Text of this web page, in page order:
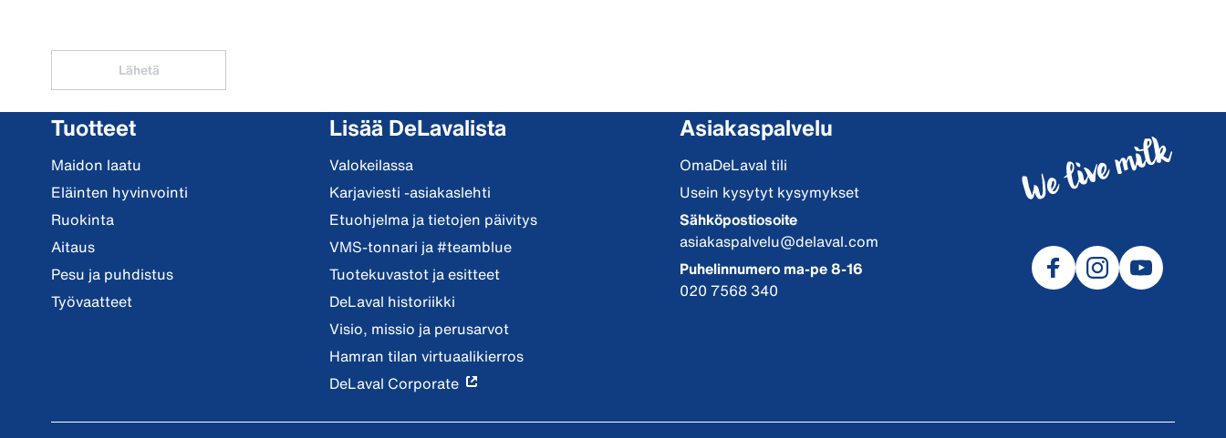
Lähetä
Tuotteet
Maidon laatu
Eläinten hyvinvointi
Ruokinta
Aitaus
Pesu ja puhdistus
Työvaatteet
Lisää DeLavalista
Valokeilassa
Karjaviesti -asiakaslehti
Etuohjelma ja tietojen päivitys
VMS-tonnari ja #teamblue
Tuotekuvastot ja esitteet
DeLaval historiikki
Visio, missio ja perusarvot
Hamran tilan virtuaalikierros
DeLaval Corporate
Asiakaspalvelu
OmaDeLaval tili
Usein kysytyt kysymykset
Sähköpostiosoite
asiakaspalvelu@delaval.com
Puhelinnumero ma-pe 8-16
020 7568 340